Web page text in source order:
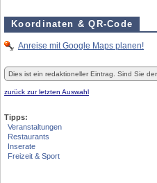
Koordinaten & QR-Code
Anreise mit Google Maps planen!
Dies ist ein redaktioneller Eintrag. Sind Sie
zurück zur letzten Auswahl
Tipps:
Veranstaltungen
Restaurants
Inserate
Freizeit & Sport